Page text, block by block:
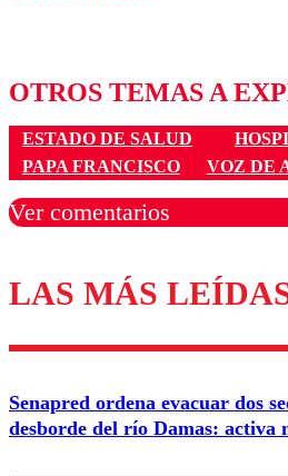
OTROS TEMAS A
ESTADO DE SALUD
PAPA FRANCISCO
VOZ DE
Ver comentarios
Los comentarios son
diálogo
Correo
LAS MÁS
Senapred ordena evacuar dos
desborde del río Damas: activa